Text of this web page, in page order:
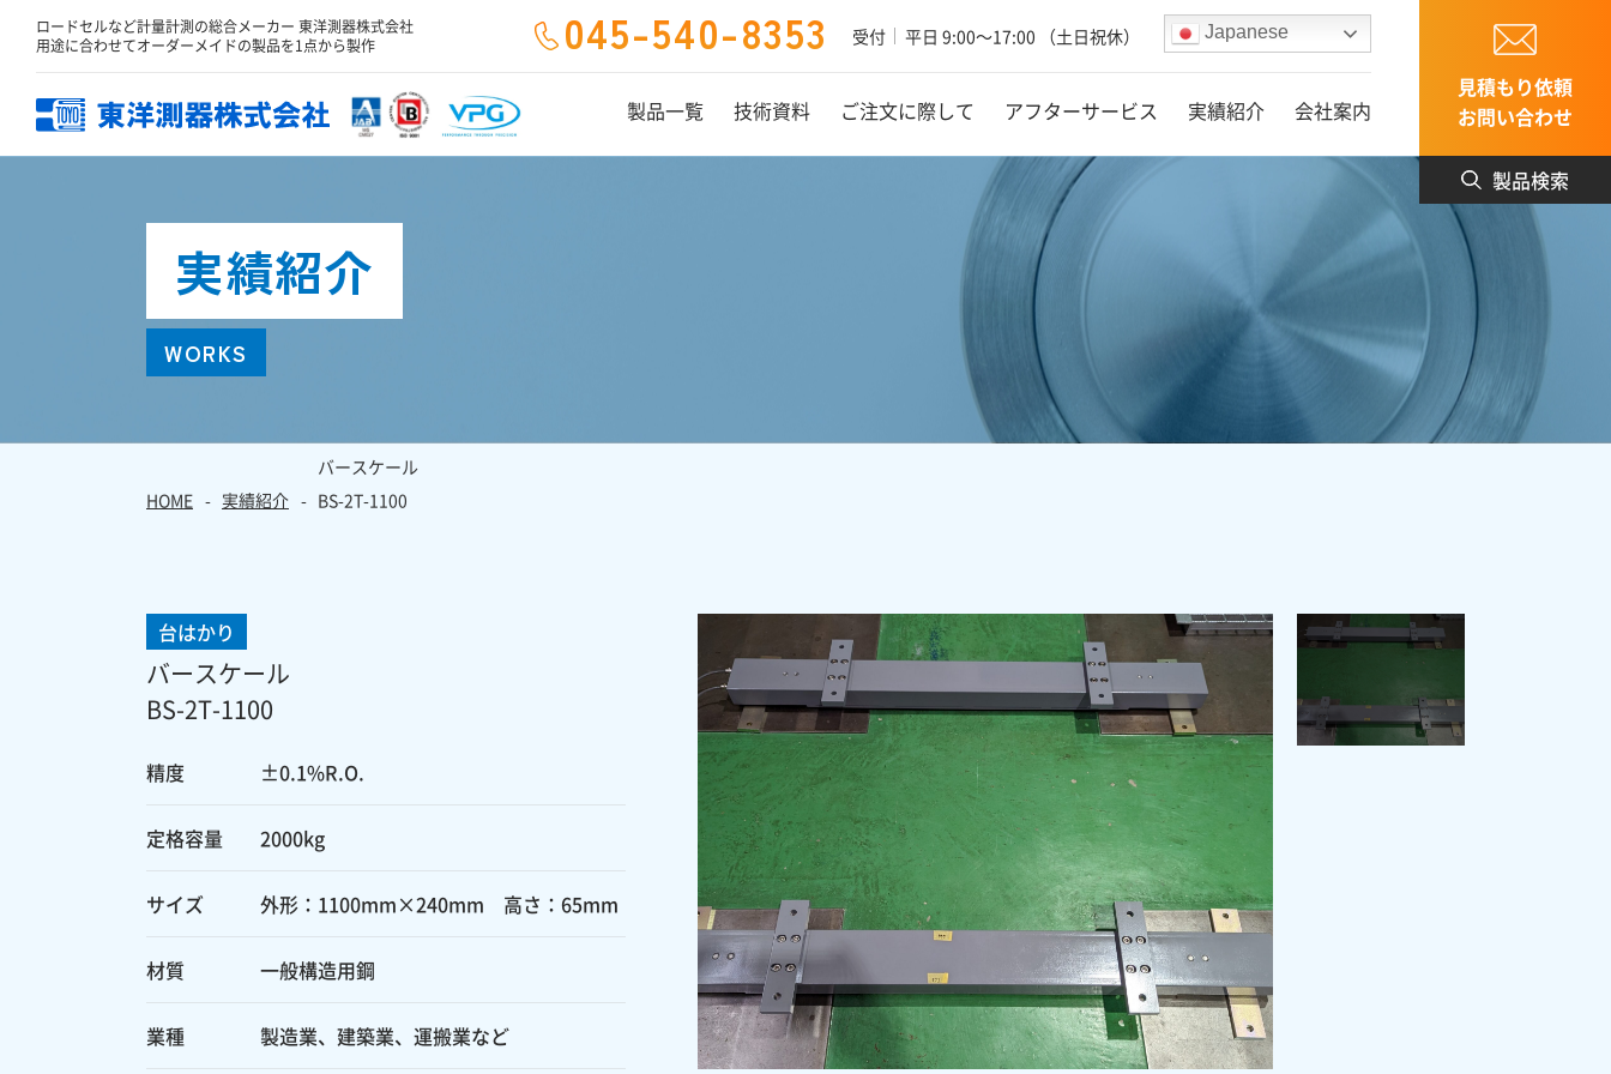
ロードセルなど計量計測の総合メーカー 東洋測器株式会社
用途に合わせてオーダーメイドの製品を1点から製作
045-540-8353 受付 平日 9:00～17:00 （土日祝休） Japanese
見積もり依頼
お問い合わせ
製品検索
製品一覧 技術資料 ご注文に際して アフターサービス 実績紹介 会社案内
採用情報
実績紹介
WORKS
HOME 実績紹介
バースケール
BS-2T-1100
台はかり
バースケール
BS-2T-1100
精度 ±0.1%R.O.
定格容量 2000kg
サイズ 外形：1100mm×240mm 高さ：65mm
材質 一般構造用鋼
業種 製造業、建築業、運搬業など